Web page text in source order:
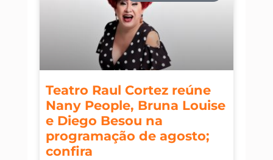
Teatro Raul Cortez reúne
Nany People, Bruna Louise
e Diego Besou na
programação de agosto;
confira